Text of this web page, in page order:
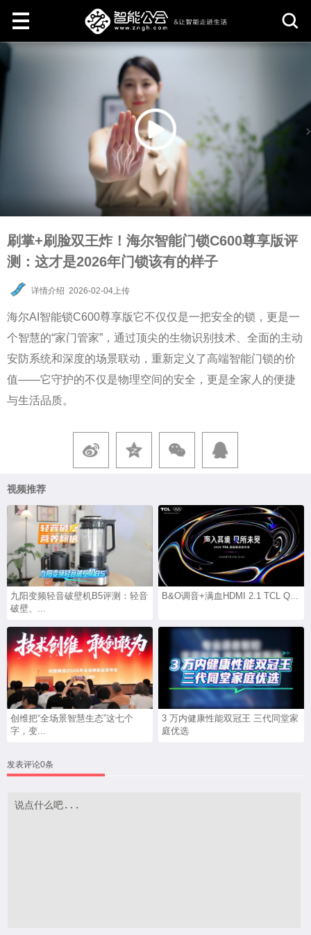
刷掌+刷脸双王炸！海尔智能门锁C600尊享版评
测：这才是2026年门锁该有的样子
详情介绍 2026-02-04上传
海尔AI智能锁C600尊享版它不仅仅是一把安全的锁，更是一
个智慧的“家门管家”，通过顶尖的生物识别技术、全面的主动
安防系统和深度的场景联动，重新定义了高端智能门锁的价
值——它守护的不仅是物理空间的安全，更是全家人的便捷
与生活品质。
视频推荐
九阳变频轻音破壁机B5评测：轻音
破壁、...
B&O调音+满血HDMI 2.1 TCL Q...
创维把“全场景智慧生态”这七个
字，变...
3 万内健康性能双冠王 三代同堂家
庭优选
发表评论0条